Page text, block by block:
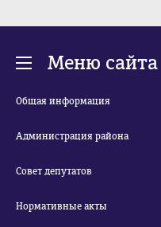
Меню сайта
Общая информация
Администрация района
Совет депутатов
Нормативные акты